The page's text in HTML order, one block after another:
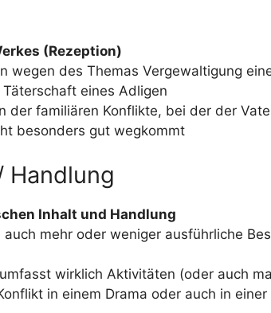
(Rezeption)
wegen des Themas Vergewaltigung
eines Adligen
der familiären Konflikte, bei der der
besonders gut wegkommt
Inhalt und Handlung
mehr oder weniger ausführliche
wirklich Aktivitäten (oder auch
in einem Drama oder auch in